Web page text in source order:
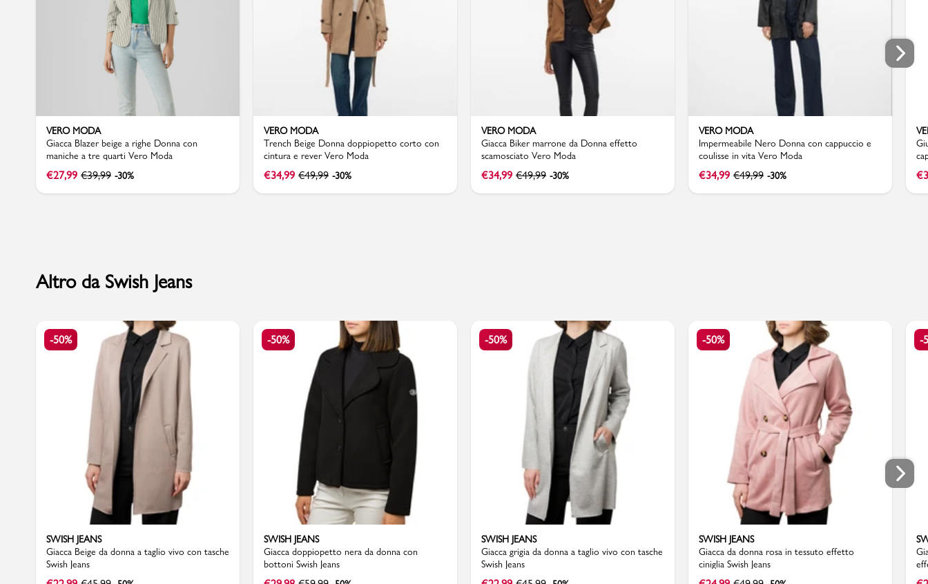
Accedi | Registrati
Promo & News
contatti
pcard
VERO MODA
Giacca Blazer beige a righe Donna con
maniche a tre quarti Vero Moda
€27,99 €39,99 -30%
VERO MODA
Trench Beige Donna doppiopetto corto con
cintura e rever Vero Moda
€34,99 €49,99 -30%
VERO MODA
Giacca Biker marrone da Donna effetto
scamosciato Vero Moda
€34,99 €49,99 -30%
VERO MODA
Impermeabile Nero Donna con cappuccio e
coulisse in vita Vero Moda
€34,99 €49,99 -30% €
Altro da Swish Jeans
-50%
SWISH JEANS
Giacca Beige da donna a taglio vivo con tasche
Swish Jeans
-50%
SWISH JEANS
Giacca doppiopetto nera da donna con
bottoni Swish Jeans
-50%
SWISH JEANS
Giacca grigia da donna a taglio vivo con tasche
Swish Jeans
-50%
SWISH JEANS
Giacca da donna rosa in tessuto effetto
ciniglia Swish Jeans
-